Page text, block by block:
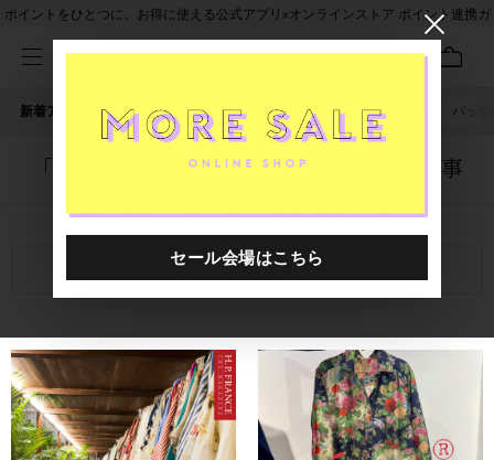
ポイントをひとつに。お得に使える公式アプリ×オンラインストア ポイント連携ガ
新着アイテム 人気ワード セール 40th限定 ピアス バッグ
「1020901.2520029.0999」に関する記事
関連キーワード